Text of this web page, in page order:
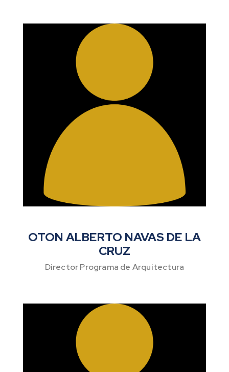
OTON ALBERTO NAVAS DE LA
CRUZ
Director Programa de Arquitectura